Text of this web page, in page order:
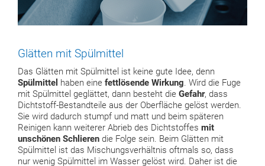
Glätten mit Spülmittel
Das Glätten mit Spülmittel ist keine gute Idee, denn
Spülmittel haben eine fettlösende Wirkung. Wird die Fuge
mit Spülmittel geglättet, dann besteht die Gefahr, dass
Dichtstoff-Bestandteile aus der Oberfläche gelöst werden.
Sie wird dadurch stumpf und matt und beim späteren
Reinigen kann weiterer Abrieb des Dichtstoffes mit
unschönen Schlieren die Folge sein. Beim Glätten mit
Spülmittel ist das Mischungsverhältnis oftmals so, dass
nur wenig Spülmittel im Wasser gelöst wird. Daher ist die